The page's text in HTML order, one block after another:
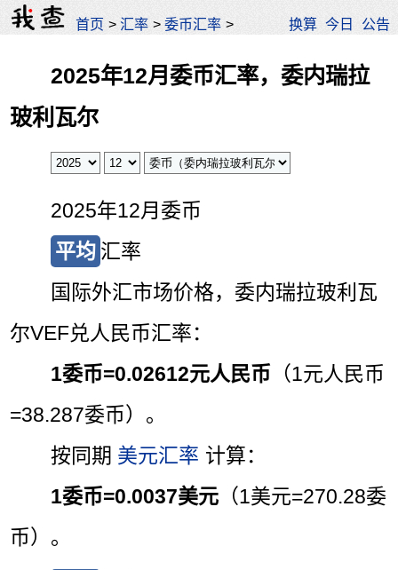
首页 >汇率 >委币汇率 > 换算 今日 公告
2025年12月委币汇率，委内瑞拉
玻利瓦尔
2025年12月委币
平均 汇率
国际外汇市场价格，委内瑞拉玻利瓦
尔VEF兑人民币汇率：
1委币=0.02612元人民币 （1元人民币
=38.287委币）。
按同期 美元汇率 计算：
1委币=0.0037美元 （1美元=270.28委
币）。